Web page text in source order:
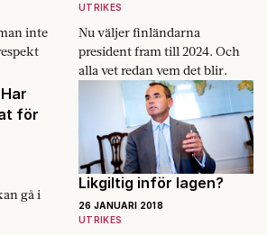
inte
UTRIKES
Nu väljer finländarna
president fram till 2024. Och
alla vet redan vem det blir.
Har
för
gå i
Likgiltig inför lagen?
26 JANUARI 2018
UTRIKES